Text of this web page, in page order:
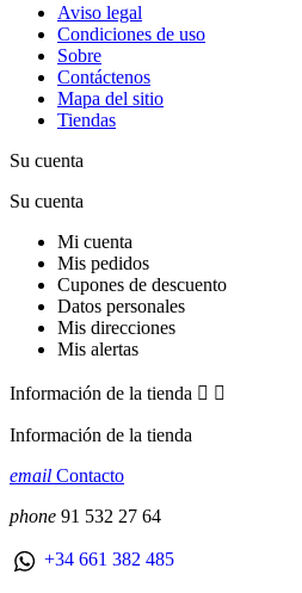
Aviso legal
Condiciones de uso
Sobre
Contáctenos
Mapa del sitio
Tiendas
Su cuenta
Su cuenta
Mi cuenta
Mis pedidos
Cupones de descuento
Datos personales
Mis direcciones
Mis alertas
Información de la tienda  
Información de la tienda
email Contacto
phone 91 532 27 64
+34 661 382 485